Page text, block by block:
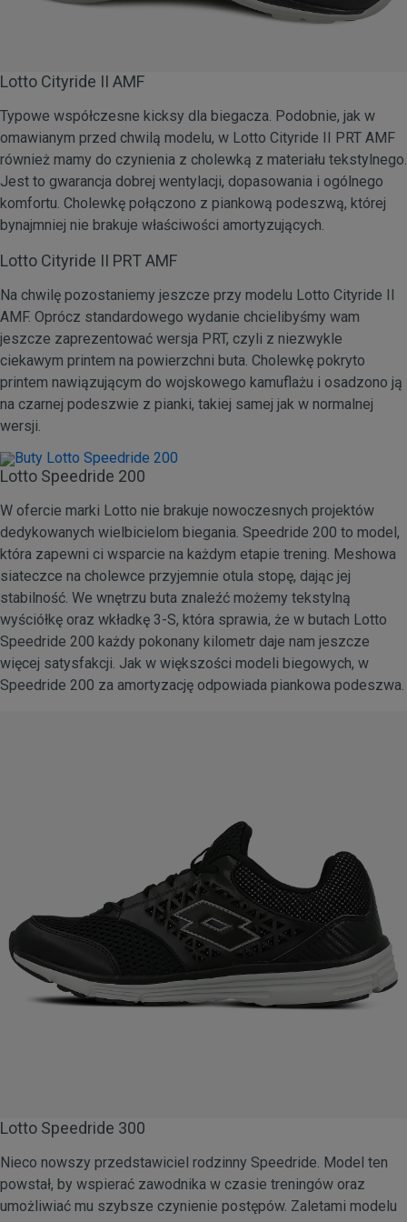
Lotto Cityride II AMF
Typowe współczesne kicksy dla biegacza. Podobnie, jak w
omawianym przed chwilą modelu, w Lotto Cityride II PRT AMF
również mamy do czynienia z cholewką z materiału tekstylnego.
Jest to gwarancja dobrej wentylacji, dopasowania i ogólnego
komfortu. Cholewkę połączono z piankową podeszwą, której
bynajmniej nie brakuje właściwości amortyzujących.
Lotto Cityride II PRT AMF
Na chwilę pozostaniemy jeszcze przy modelu Lotto Cityride II
AMF. Oprócz standardowego wydanie chcielibyśmy wam
jeszcze zaprezentować wersja PRT, czyli z niezwykle
ciekawym printem na powierzchni buta. Cholewkę pokryto
printem nawiązującym do wojskowego kamuflażu i osadzono ją
na czarnej podeszwie z pianki, takiej samej jak w normalnej
wersji.
Lotto Speedride 200
W ofercie marki Lotto nie brakuje nowoczesnych projektów
dedykowanych wielbicielom biegania. Speedride 200 to model,
która zapewni ci wsparcie na każdym etapie trening. Meshowa
siateczce na cholewce przyjemnie otula stopę, dając jej
stabilność. We wnętrzu buta znaleźć możemy tekstylną
wyściółkę oraz wkładkę 3-S, która sprawia, że w butach Lotto
Speedride 200 każdy pokonany kilometr daje nam jeszcze
więcej satysfakcji. Jak w większości modeli biegowych, w
Speedride 200 za amortyzację odpowiada piankowa podeszwa.
Lotto Speedride 300
Nieco nowszy przedstawiciel rodzinny Speedride. Model ten
powstał, by wspierać zawodnika w czasie treningów oraz
umożliwiać mu szybsze czynienie postępów. Zaletami modelu